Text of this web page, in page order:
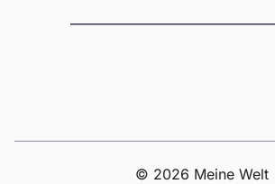
© 2026 Meine Welt